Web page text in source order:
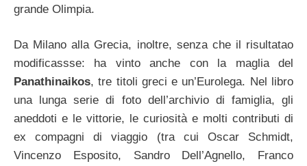
grande Olimpia.
Da Milano alla Grecia, inoltre, senza che il risultatao
modificassse: ha vinto anche con la maglia del
Panathinaikos, tre titoli greci e un’Eurolega. Nel libro
una lunga serie di foto dell’archivio di famiglia, gli
aneddoti e le vittorie, le curiosità e molti contributi di
ex compagni di viaggio (tra cui Oscar Schmidt,
Vincenzo Esposito, Sandro Dell’Agnello, Franco